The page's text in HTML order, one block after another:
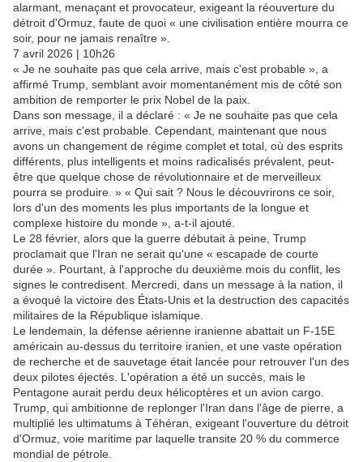
alarmant, menaçant et provocateur, exigeant la réouverture du
détroit d'Ormuz, faute de quoi « une civilisation entière mourra ce
soir, pour ne jamais renaître ».
7 avril 2026 | 10h26
« Je ne souhaite pas que cela arrive, mais c'est probable », a
affirmé Trump, semblant avoir momentanément mis de côté son
ambition de remporter le prix Nobel de la paix.
Dans son message, il a déclaré : « Je ne souhaite pas que cela
arrive, mais c'est probable. Cependant, maintenant que nous
avons un changement de régime complet et total, où des esprits
différents, plus intelligents et moins radicalisés prévalent, peut-
être que quelque chose de révolutionnaire et de merveilleux
pourra se produire. » « Qui sait ? Nous le découvrirons ce soir,
lors d'un des moments les plus importants de la longue et
complexe histoire du monde », a-t-il ajouté.
Le 28 février, alors que la guerre débutait à peine, Trump
proclamait que l'Iran ne serait qu'une « escapade de courte
durée ». Pourtant, à l'approche du deuxième mois du conflit, les
signes le contredisent. Mercredi, dans un message à la nation, il
a évoqué la victoire des États-Unis et la destruction des capacités
militaires de la République islamique.
Le lendemain, la défense aérienne iranienne abattait un F-15E
américain au-dessus du territoire iranien, et une vaste opération
de recherche et de sauvetage était lancée pour retrouver l'un des
deux pilotes éjectés. L'opération a été un succès, mais le
Pentagone aurait perdu deux hélicoptères et un avion cargo.
Trump, qui ambitionne de replonger l'Iran dans l'âge de pierre, a
multiplié les ultimatums à Téhéran, exigeant l'ouverture du détroit
d'Ormuz, voie maritime par laquelle transite 20 % du commerce
mondial de pétrole.